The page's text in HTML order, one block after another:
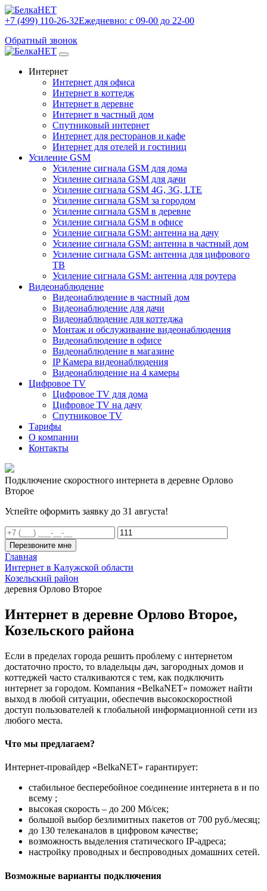
+7 (499) 110-26-32Ежедневно: с 09-00 до 22-00
Обратный звонок
Интернет
Интернет для офиса
Интернет в коттедж
Интернет в деревне
Интернет в частный дом
Спутниковый интернет
Интернет для ресторанов и кафе
Интернет для отелей и гостиниц
Усиление GSM
Усиление сигнала GSM для дома
Усиление сигнала GSM для дачи
Усиление сигнала GSM 4G, 3G, LTE
Усиление сигнала GSM за городом
Усиление сигнала GSM в деревне
Усиление сигнала GSM в офисе
Усиление сигнала GSM: антенна на дачу
Усиление сигнала GSM: антенна в частный дом
Усиление сигнала GSM: антенна для цифрового
ТВ
Усиление сигнала GSM: антенна для роутера
Видеонаблюдение
Видеонаблюдение в частный дом
Видеонаблюдение для дачи
Видеонаблюдение для коттеджа
Монтаж и обслуживание видеонаблюдения
Видеонаблюдение в офисе
Видеонаблюдение в магазине
IP Камера видеонаблюдения
Видеонаблюдение на 4 камеры
Цифровое TV
Цифровое TV для дома
Цифровое TV на дачу
Спутниковое TV
Тарифы
О компании
Контакты
Подключение скоростного интернета в деревне Орлово
Второе
Успейте оформить заявку до 31 августа!
Перезвоните мне
Главная
Интернет в Калужской области
Козельский район
деревня Орлово Второе
Интернет в деревне Орлово Второе,
Козельского района
Если в пределах города решить проблему с интернетом
достаточно просто, то владельцы дач, загородных домов и
коттеджей часто сталкиваются с тем, как подключить
интернет за городом. Компания «BelkaNET» поможет найти
выход в любой ситуации, обеспечив высокоскоростной
доступ пользователей к глобальной информационной сети из
любого места.
Что мы предлагаем?
Интернет-провайдер «BelkaNET» гарантирует:
стабильное бесперебойное соединение интернета в и по
всему ;
высокая скорость – до 200 Мб/сек;
большой выбор безлимитных пакетов от 700 руб./месяц;
до 130 телеканалов в цифровом качестве;
возможность выделения статического IP-адреса;
настройку проводных и беспроводных домашних сетей.
Возможные варианты подключения